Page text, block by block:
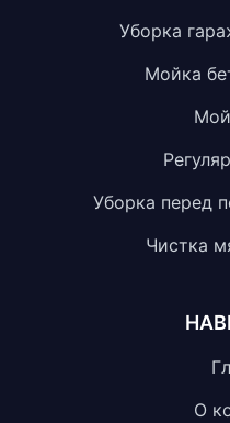
Уборка
Мойка
Уборка перед
Чистка
О